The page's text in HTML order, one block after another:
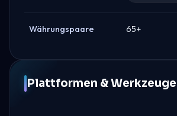
Währungspaare 65+
Plattformen & Werkzeuge